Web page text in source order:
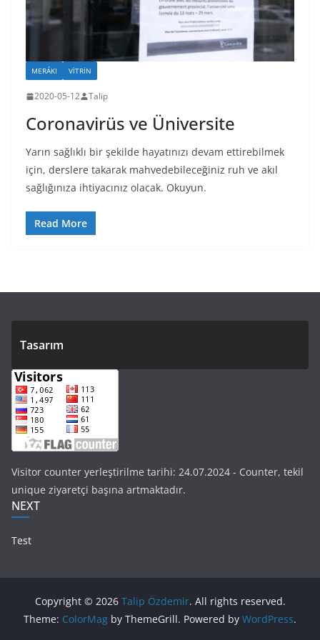
MERÁKI VİTRİN
2020-05-12 Talip
Coronavirüs ve Üniversite
Yarın sağlıklı bir şekilde hayatınızı devam ettirebilmek
için, derslere takarak mahvedebileceğiniz ruh ve akıl
sağlığınıza ihtiyacınız olacak. Okuyun.
Read More
Tasarım
Visitor counter yerleştirilme tarihi: 24.07.2024 - Counter, tekil
unique ziyaretçi başına artmaktadır.
NEXT
Test
Copyright © 2026 Talip Özdemir. All rights reserved.
Theme: ColorMag by ThemeGrill. Powered by WordPress.